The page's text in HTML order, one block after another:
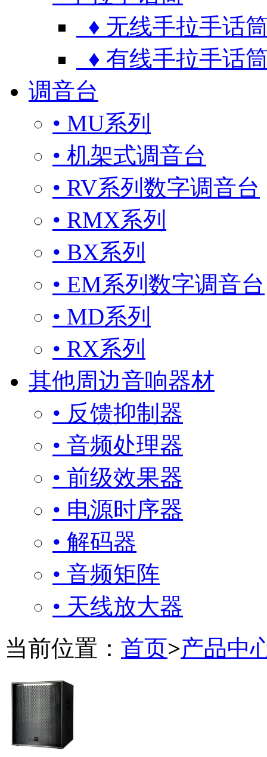
♦ 无线手拉手话
♦ 有线手拉手话
调音台
• MU系列
• 机架式调音台
• RV系列数字调音台
• RMX系列
• BX系列
• EM系列数字调音台
• MD系列
• RX系列
其他周边音响器材
• 反馈抑制器
• 音频处理器
• 前级效果器
• 电源时序器
• 解码器
• 音频矩阵
• 天线放大器
当前位置： 首页>产品中